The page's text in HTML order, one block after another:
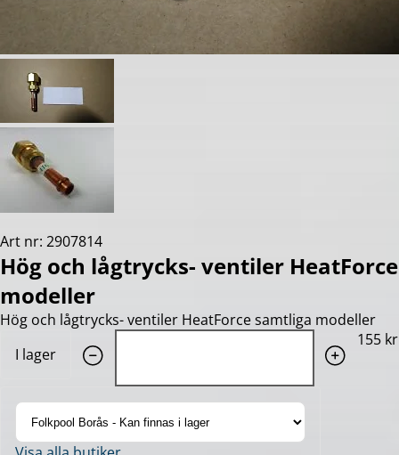
Art nr: 2907814
Hög och lågtrycks- ventiler
modeller
Hög och lågtrycks- ventiler HeatForce samtliga modeller
I lager
155 kr